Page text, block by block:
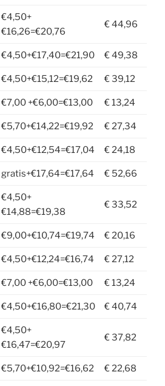
€4,50+
€16,26=€20,76
€ 44,96
€4,50+€17,40=€21,90 € 49,38
€4,50+€15,12=€19,62 € 39,12
€7,00 +€6,00=€13,00 € 13,24
€5,70+€14,22=€19,92 € 27,34
€4,50+€12,54=€17,04 € 24,18
gratis+€17,64=€17,64 € 52,66
€4,50+
€14,88=€19,38
€ 33,52
€9,00+€10,74=€19,74 € 20,16
€4,50+€12,24=€16,74 € 27,12
€7,00 +€6,00=€13,00 € 13,24
€4,50+€16,80=€21,30 € 40,74
€4,50+
€16,47=€20,97
€ 37,82
€5,70+€10,92=€16,62 € 22,68